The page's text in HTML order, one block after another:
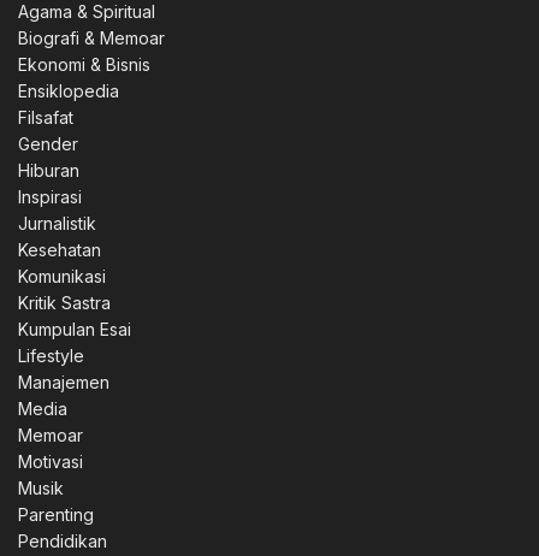
Agama & Spiritual
Biografi & Memoar
Ekonomi & Bisnis
Ensiklopedia
Filsafat
Gender
Hiburan
Inspirasi
Jurnalistik
Kesehatan
Komunikasi
Kritik Sastra
Kumpulan Esai
Lifestyle
Manajemen
Media
Memoar
Motivasi
Musik
Parenting
Pendidikan